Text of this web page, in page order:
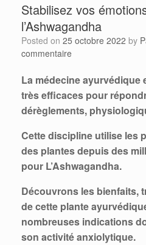
Stabilisez vos
l’Ashwagandha
Posted on 25 octobre 2022 by
commentaire
La médecine ayurvédique
très efficaces pour
dérèglements,
Cette discipline utilise les
des plantes depuis des
pour L’Ashwagandha.
Découvrons les bienfaits,
de cette plante
nombreuses indications
son activité anxiolytique.